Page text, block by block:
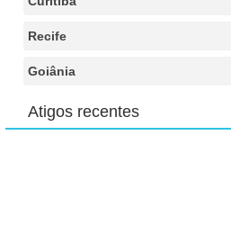
Recife
Goiânia
Atigos recentes